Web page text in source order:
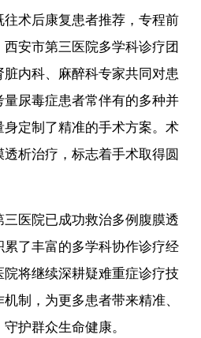
术后康复患者推荐，专程前
安市第三医院多学科诊疗团
内科、麻醉科专家共同对患
尿毒症患者常伴有的多种并
定制了精准的手术方案。术
析治疗，标志着手术取得圆
医院已成功救治多例腹膜透
了丰富的多学科协作诊疗经
将继续深耕疑难重症诊疗技
制，为更多患者带来精准、
护群众生命健康。